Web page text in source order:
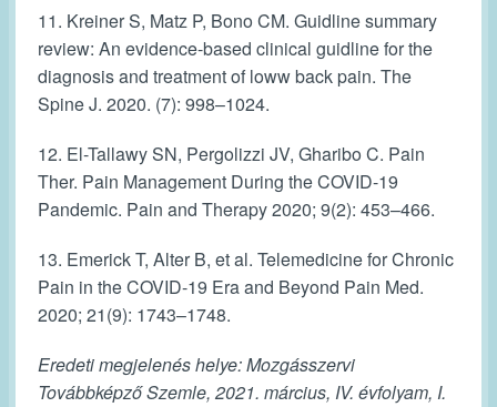
11. Kreiner S, Matz P, Bono CM. Guidline summary
review: An evidence-based clinical guidline for the
diagnosis and treatment of loww back pain. The
Spine J. 2020. (7): 998–1024.
12. El-Tallawy SN, Pergolizzi JV, Gharibo C. Pain
Ther. Pain Management During the COVID-19
Pandemic. Pain and Therapy 2020; 9(2): 453–466.
13. Emerick T, Alter B, et al. Telemedicine for Chronic
Pain in the COVID-19 Era and Beyond Pain Med.
2020; 21(9): 1743–1748.
Eredeti megjelenés helye: Mozgásszervi
Továbbképző Szemle, 2021. március, IV. évfolyam, I.